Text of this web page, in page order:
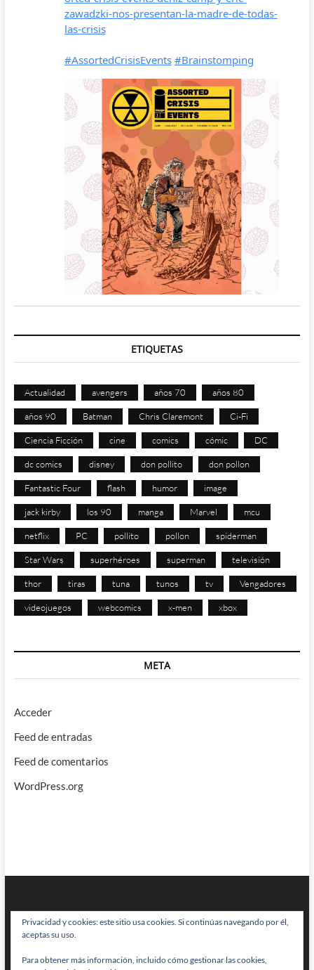
ETIQUETAS
Actualidad avengers años 70 años 80
años 90 Batman Chris Claremont Ci-Fi
Ciencia Ficción cine comics cómic DC
dc comics disney don pollito don pollon
Fantastic Four flash humor image
jack kirby los 90 manga Marvel mcu
netflix PC pollito pollon spiderman
Star Wars superhéroes superman televisión
thor tiras tuna tunos tv Vengadores
videojuegos webcomics x-men xbox
META
Acceder
Feed de entradas
Feed de comentarios
WordPress.org
BRAINSTOMPING| Diseñado por:Theme Freesia|WordPress| © Todos
Privacidad y cookies: este sitio usa cookies. Si continúas navegando por él,
aceptas su uso.
Para obtener más información, incluido cómo gestionar las cookies,